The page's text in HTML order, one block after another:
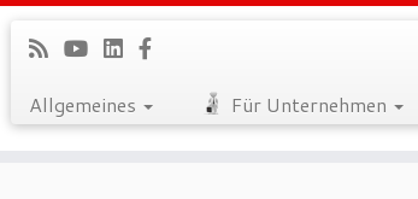
Allgemeines Für Unternehmen